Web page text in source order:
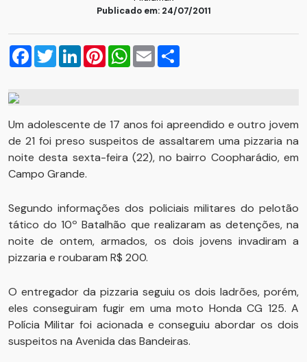
Publicado em: 24/07/2011
Facebook
TwitterLinkedInPinterestWhatsApp
Email
Um adolescente de 17 anos foi apreendido e outro jovem
de 21 foi preso suspeitos de assaltarem uma pizzaria na
noite desta sexta-feira (22), no bairro Coopharádio, em
Campo Grande.
Segundo informações dos policiais militares do pelotão
tático do 10º Batalhão que realizaram as detenções, na
noite de ontem, armados, os dois jovens invadiram a
pizzaria e roubaram R$ 200.
O entregador da pizzaria seguiu os dois ladrões, porém,
eles conseguiram fugir em uma moto Honda CG 125. A
Polícia Militar foi acionada e conseguiu abordar os dois
suspeitos na Avenida das Bandeiras.